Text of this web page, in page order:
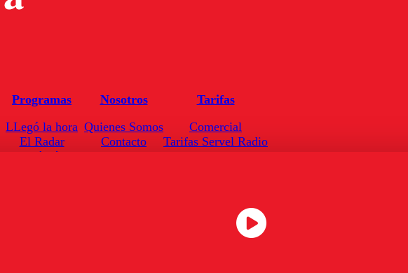
Programas
LLegó la hora
El Radar
Enfoqué Público
Nosotros
Quienes Somos
Contacto
Tarifas
Comercial
Tarifas Servel Radio